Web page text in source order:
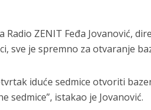
Radio ZENIT Feđa Jovanović,
sve je spremno za otvaranje
iduće sedmice otvoriti
sedmice”, istakao je Jovanović.